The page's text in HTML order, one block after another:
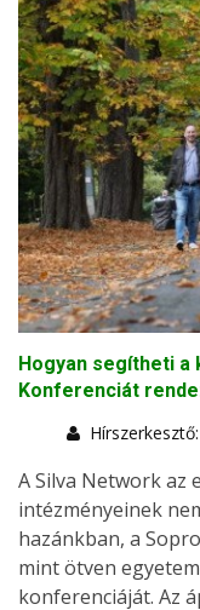
Hogyan segítheti a
Konferenciát
A Silva Network az
intézményeinek
hazánkban, a
mint ötven
konferenciáját. Az